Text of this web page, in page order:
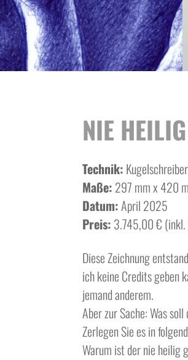
NIE
Technik:
Maße: 297 mm x 420
Datum:April 2025
Preis: 3.745,00 € (inkl.
Diese Zeichnung
ich keine Credits geben
jemand anderem.
Aber zur Sache: Was
Zerlegen Sie es in
Warum ist der nie heilig